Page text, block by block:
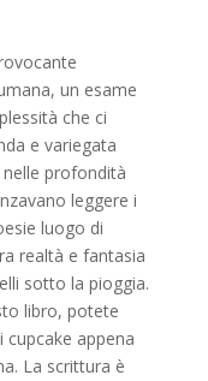
un esame
che ci
e variegata
profondità
leggere i
luogo di
realtà e fantasia
sotto la pioggia.
libro, potete
appena
La scrittura è